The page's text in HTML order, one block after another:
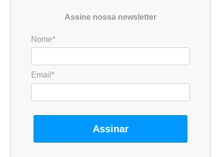
Assine nossa newsletter
Nome*
Email*
Assinar